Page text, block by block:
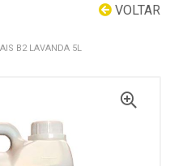
VOLTAR
B2 LAVANDA 5L